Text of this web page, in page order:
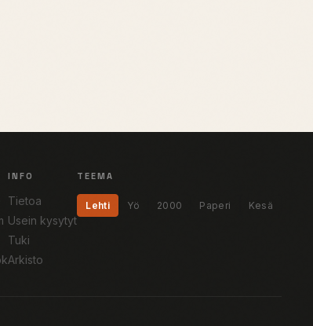
INFO
Tietoa
Usein kysytyt
Tuki
Arkisto
TEEMA
Lehti Yö 2000 Paperi Kesä